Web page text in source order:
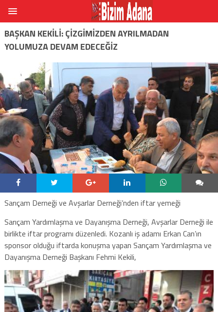
BAŞKAN KEKILI: ÇIZGIMIZDEN AYRILMADAN
YOLUMUZA DEVAM EDECEĞIZ
Sarıçam Derneği ve Avşarlar Derneği’nden iftar yemeği
Sarıçam Yardımlaşma ve Dayanışma Derneği, Avşarlar Derneği ile
birlikte iftar programı düzenledi. Kozanlı iş adamı Erkan Can’ın
sponsor olduğu iftarda konuşma yapan Sarıçam Yardımlaşma ve
Dayanışma Derneği Başkanı Fehmi Kekili,